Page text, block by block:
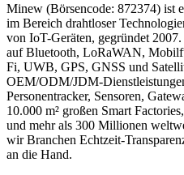
Minew (Börsencode: 872374) ist
im Bereich drahtloser
von IoT-Geräten, gegründet
auf Bluetooth, LoRaWAN,
Fi, UWB, GPS, GNSS und
OEM/ODM/JDM-
Personentracker, Sensoren,
10.000 m² großen Smart
und mehr als 300 Millionen
wir Branchen Echtzeit-
an die Hand.